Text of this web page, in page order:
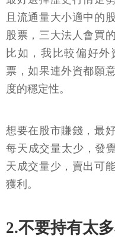
且流通量大小適中的
股票，三大法人會買
比如，我比較偏好外
票，如果連外資都願
度的穩定性。
想要在股市賺錢，最
每天成交量太少，發
天成交量少，賣出可
獲利。
2.不要持有太